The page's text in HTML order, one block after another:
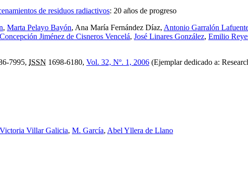
de residuos radiactivos: 20 años de progreso
, Marta Pelayo Bayón, Ana María Fernández Díaz, Antonio Garralón
Concepción Jiménez de Cisneros Vencelá, José Linares González, Emilio
7995, ISSN 1698-6180, Vol. 32, Nº. 1, 2006 (Ejemplar dedicado a:
Villar Galicia, M. García, Abel Yllera de Llano